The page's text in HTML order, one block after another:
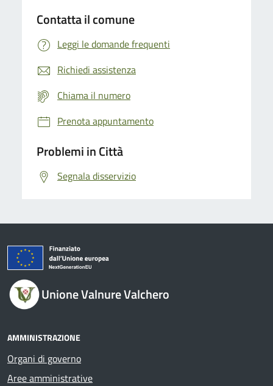
Contatta il comune
Leggi le domande frequenti
Richiedi assistenza
Chiama il numero
Prenota appuntamento
Problemi in Città
Segnala disservizio
Unione Valnure Valchero
AMMINISTRAZIONE
Organi di governo
Aree amministrative